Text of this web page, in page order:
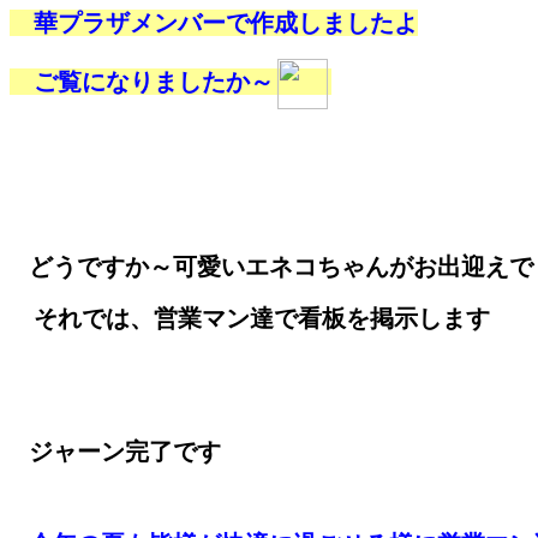
華プラザメンバーで作成しましたよ
ご覧になりましたか～
どうですか～可愛いエネコちゃんがお出迎え
それでは、営業マン達で看板を掲示します
ジャーン完了です